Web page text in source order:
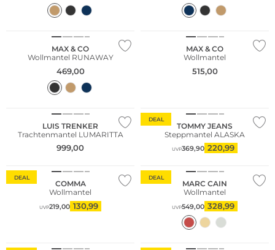
MAX & CO
Wollmantel RUNAWAY
469,00
MAX & CO
Wollmantel
515,00
LUIS TRENKER
Trachtenmantel LUMARITTA
999,00
DEAL
TOMMY JEANS
Steppmantel ALASKA
UVP369,90 220,99
DEAL
Große Größen
COMMA
Wollmantel
UVP219,00 130,99
DEAL
MARC CAIN
Wollmantel
UVP549,00 328,99